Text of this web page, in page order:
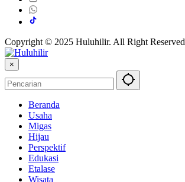
Copyright © 2025 Huluhilir. All Right Reserved
×
Beranda
Usaha
Migas
Hijau
Perspektif
Edukasi
Etalase
Wisata